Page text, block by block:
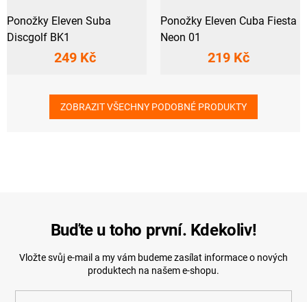
Ponožky Eleven Suba
Discgolf BK1
249 Kč
Ponožky Eleven Cuba Fiesta
Neon 01
219 Kč
ZOBRAZIT VŠECHNY PODOBNÉ PRODUKTY
Buďte u toho první. Kdekoliv!
Vložte svůj e-mail a my vám budeme zasílat informace o nových
produktech na našem e-shopu.